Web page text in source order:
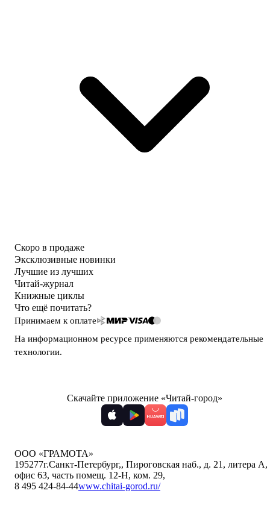
Скоро в продаже
Эксклюзивные новинки
Лучшие из лучших
Читай-журнал
Книжные циклы
Что ещё почитать?
Принимаем к оплате
На информационном ресурсе применяются рекомендательные
технологии.
Скачайте приложение «Читай-город»
ООО «ГРАМОТА»
195277г.Санкт-Петербург,, Пироговская наб., д. 21, литера А,
офис 63, часть помещ. 12-Н, ком. 29,
8 495 424-84-44www.chitai-gorod.ru/